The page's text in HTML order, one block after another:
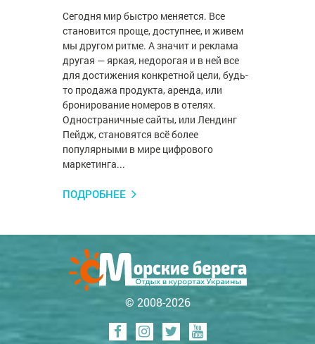
Сегодня мир быстро меняется. Все
становится проще, доступнее, и живем
мы другом ритме. А значит и реклама
другая — яркая, недорогая и в ней все
для достижения конкретной цели, будь-
то продажа продукта, аренда, или
бронирование номеров в отелях.
Одностраничные сайты, или Лендинг
Пейдж, становятся всё более
популярными в мире цифрового
маркетинга...
ПОДРОБНЕЕ
© 2008-2026